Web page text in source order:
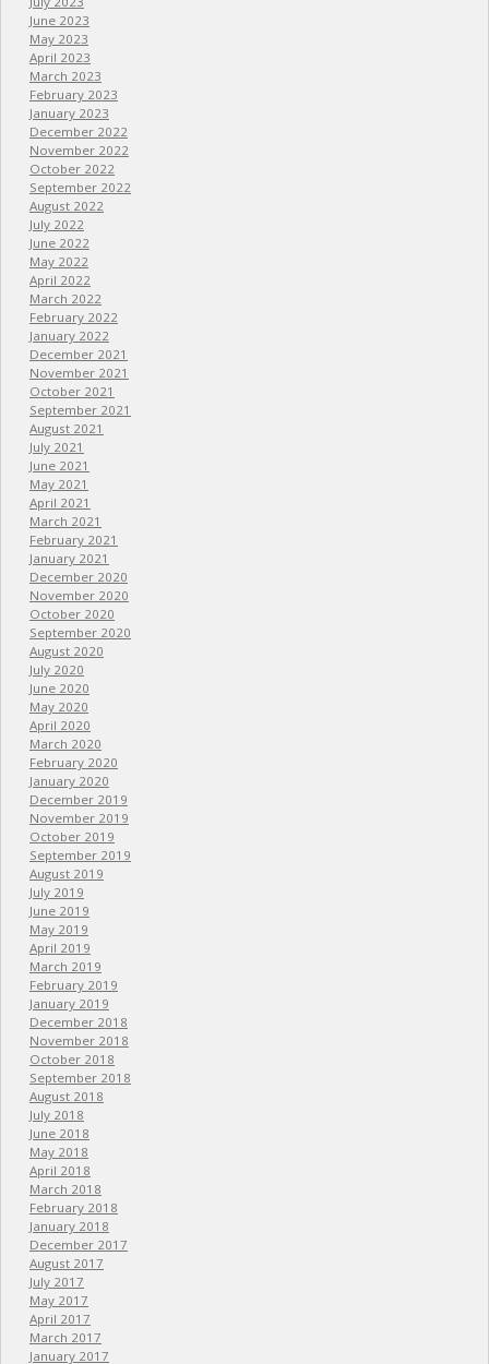
June 2023
May 2023
April 2023
March 2023
February 2023
January 2023
December 2022
November 2022
October 2022
September 2022
August 2022
July 2022
June 2022
May 2022
April 2022
March 2022
February 2022
January 2022
December 2021
November 2021
October 2021
September 2021
August 2021
July 2021
June 2021
May 2021
April 2021
March 2021
February 2021
January 2021
December 2020
November 2020
October 2020
September 2020
August 2020
July 2020
June 2020
May 2020
April 2020
March 2020
February 2020
January 2020
December 2019
November 2019
October 2019
September 2019
August 2019
July 2019
June 2019
May 2019
April 2019
March 2019
February 2019
January 2019
December 2018
November 2018
October 2018
September 2018
August 2018
July 2018
June 2018
May 2018
April 2018
March 2018
February 2018
January 2018
December 2017
August 2017
July 2017
May 2017
April 2017
March 2017
January 2017